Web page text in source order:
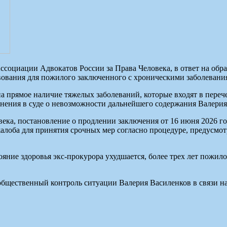
Адвокатов России за Права Человека, в ответ на
для пожилого заключенного с хроническими
прямое наличие тяжелых заболеваний, которые входят в
в суде о невозможности дальнейшего содержания
постановление о продлении заключения от 16 июня 2026
для принятия срочных мер согласно процедуре,
здоровья экс-прокурора ухудшается, более трех лет
контроль ситуации Валерия Василенков в